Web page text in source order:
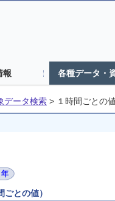
報 各種データ・
データ検索 > １時間ごとの
との値）